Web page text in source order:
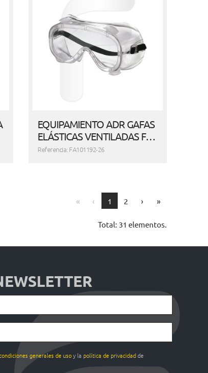
EQUIPAMIENTO ADR GAFAS
ELÁSTICAS VENTILADAS F…
Referencia: FA101192-26
«First‹Previous
1 2 ›Next»Last
Total: 31 elementos.
generales de usoy la política de privacidadde